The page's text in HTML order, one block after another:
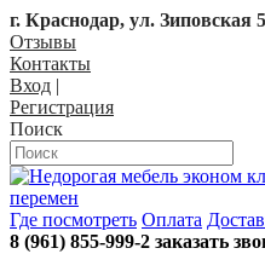
г. Краснодар, ул. Зиповская
Отзывы
Контакты
Вход |
Регистрация
Поиск
Где посмотреть Оплата
8 (961) 855-999-2 заказать